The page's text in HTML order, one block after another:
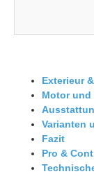
Exterieur
Motor und
Varianten
Fazit
Pro &